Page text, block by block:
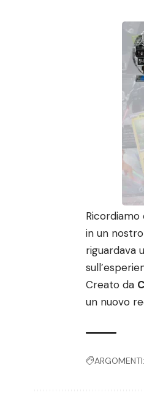
in un
riguardava
Creato da
un nuovo
ARGOMENTI: